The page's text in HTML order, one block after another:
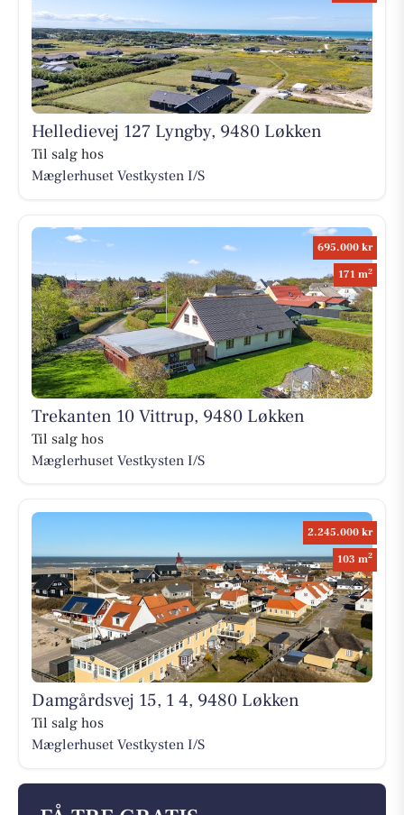
Helledievej 127 Lyngby, 9480 Løkken
Til salg hos
Mæglerhuset Vestkysten I/S
695.000 kr
171 m2
Trekanten 10 Vittrup, 9480 Løkken
Til salg hos
Mæglerhuset Vestkysten I/S
2.245.000 kr
103 m2
Damgårdsvej 15, 1 4, 9480 Løkken
Til salg hos
Mæglerhuset Vestkysten I/S